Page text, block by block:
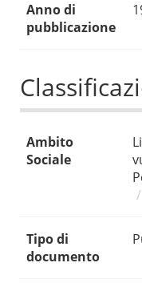
Anno di
pubblicazione
Ambito
Sociale
Tipo di
documento